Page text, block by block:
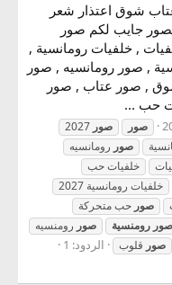
شوق اعتذار شعر
جايب لكم صور
, خلفيات رومانسية ,
, صور رومانسيه , صور
, صور عتاب , صور
حب ...
صور صور
صور رومانسيه
خلفيات حب
خلفيات رومانسية 2027
صور حب متحركة
صور رومنسية صور رومنسيه
صور قلوب
الردود: 1